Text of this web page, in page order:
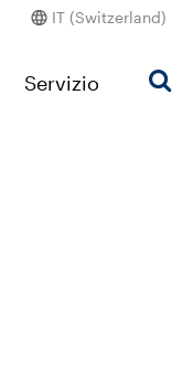
IT (Switzerland)
Servizio